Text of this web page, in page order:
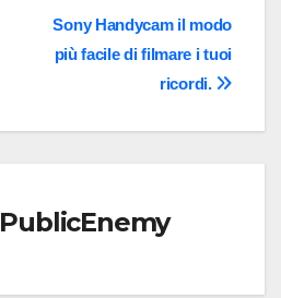
Sony Handycam il modo
più facile di filmare i tuoi
ricordi.
PublicEnemy